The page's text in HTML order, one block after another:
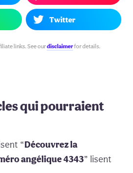
Twitter
links. See ourdisclaimerfor details.
qui pourraient
“Découvrez la
angélique 4343” lisent